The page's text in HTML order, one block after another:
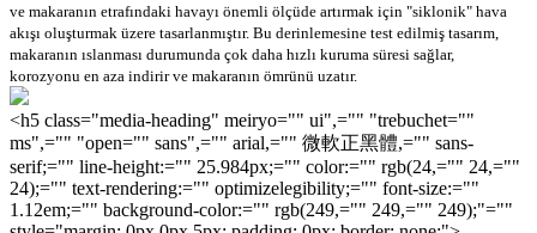
ve makaranın etrafındaki havayı önemli ölçüde artırmak için "siklonik" hava
akışı oluşturmak üzere tasarlanmıştır. Bu derinlemesine test edilmiş tasarım,
makaranın ıslanması durumunda çok daha hızlı kuruma süresi sağlar,
korozyonu en aza indirir ve makaranın ömrünü uzatır.
<h5 class="media-heading" meiryo="" ui",="" "trebuchet=""
ms",="" "open="" sans",="" arial,="" 微軟正黑體,="" sans-
serif;="" line-height:="" 25.984px;="" color:="" rgb(24,="" 24,=""
24);="" text-rendering:="" optimizelegibility;="" font-size:=""
1.12em;="" background-color:="" rgb(249,="" 249,="" 249);"=""